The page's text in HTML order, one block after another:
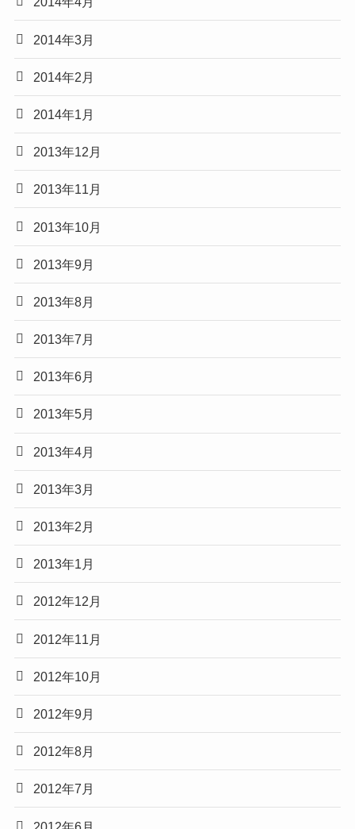
2014年3月
2014年2月
2014年1月
2013年12月
2013年11月
2013年10月
2013年9月
2013年8月
2013年7月
2013年6月
2013年5月
2013年4月
2013年3月
2013年2月
2013年1月
2012年12月
2012年11月
2012年10月
2012年9月
2012年8月
2012年7月